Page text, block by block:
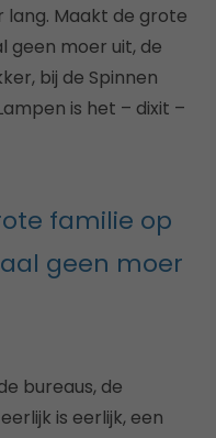
lang. Maakt de grote
geen moer uit, de
bij de Spinnen
is het – dixit –
familie op
geen moer
bureaus, de
is eerlijk, een